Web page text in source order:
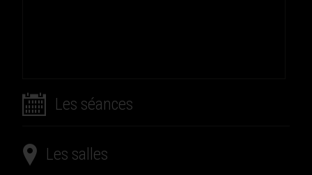
Les séances
Les salles